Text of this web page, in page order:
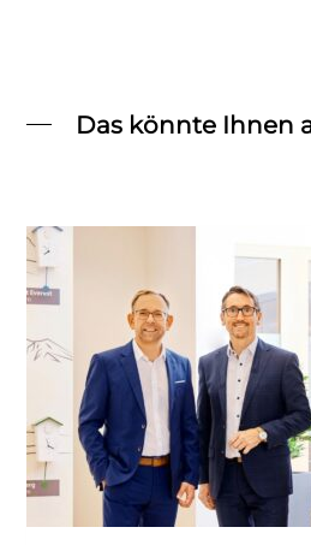
Das könnte Ihnen